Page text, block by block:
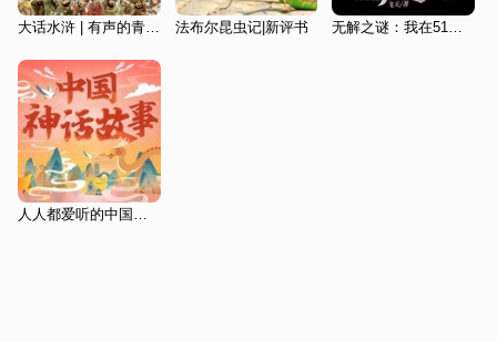
大话水浒 | 有声的青鸾播讲 | 评书 法布尔昆虫记|新评书 无解之谜：我在51地区当调查员|张准评书|悬疑探险